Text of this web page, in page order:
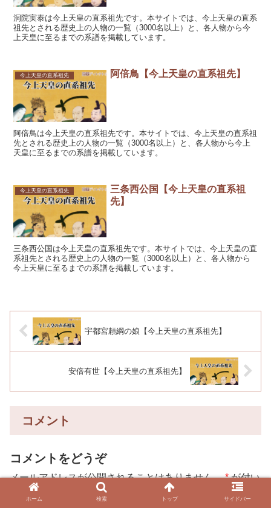
洞院実泰は今上天皇の直系祖先です。本サイトでは、今上天皇の直系
祖先とされる歴史上の人物の一覧（3000名以上）と、各人物から今
上天皇に至るまでの系譜を掲載しています。
今上天皇の直系祖先 阿倍鳥【今上天皇の直系祖先】
阿倍鳥は今上天皇の直系祖先です。本サイトでは、今上天皇の直系祖
先とされる歴史上の人物の一覧（3000名以上）と、各人物から今上
天皇に至るまでの系譜を掲載しています。
今上天皇の直系祖先
三条西公国【今上天皇の直系祖
先】
三条西公国は今上天皇の直系祖先です。本サイトでは、今上天皇の直
系祖先とされる歴史上の人物の一覧（3000名以上）と、各人物から
今上天皇に至るまでの系譜を掲載しています。
宇都宮頼綱の娘【今上天皇の直系祖先】
安倍有世【今上天皇の直系祖先】
コメント
コメントをどうぞ
メールアドレスが公開されることはありません。 *が付い
ている欄は必須項目です
ホーム 検索 トップ サイドバー